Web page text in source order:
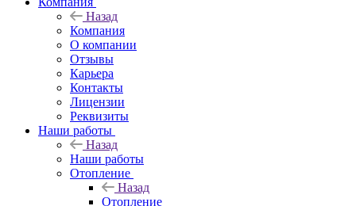
Назад
Компания
О компании
Отзывы
Карьера
Контакты
Лицензии
Реквизиты
Наши работы
Назад
Наши работы
Отопление
Назад
Отопление